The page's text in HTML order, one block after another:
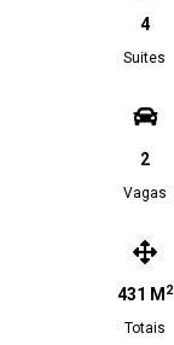
4
Suites
2
Vagas
431 M 2
Totais